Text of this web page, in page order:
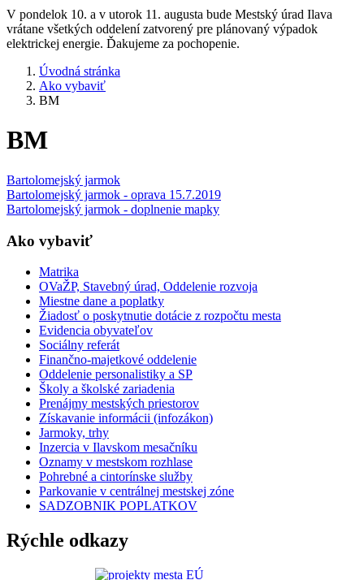
V pondelok 10. a v utorok 11. augusta bude Mestský úrad Ilava
vrátane všetkých oddelení zatvorený pre plánovaný výpadok
elektrickej energie. Ďakujeme za pochopenie.
Úvodná stránka
Ako vybaviť
BM
BM
Bartolomejský jarmok
Bartolomejský jarmok - oprava 15.7.2019
Bartolomejský jarmok - doplnenie mapky
Ako vybaviť
Matrika
OVaŽP, Stavebný úrad, Oddelenie rozvoja
Miestne dane a poplatky
Žiadosť o poskytnutie dotácie z rozpočtu mesta
Evidencia obyvateľov
Sociálny referát
Finančno-majetkové oddelenie
Oddelenie personalistiky a SP
Školy a školské zariadenia
Prenájmy mestských priestorov
Získavanie informácii (infozákon)
Jarmoky, trhy
Inzercia v Ilavskom mesačníku
Oznamy v mestskom rozhlase
Pohrebné a cintorínske služby
Parkovanie v centrálnej mestskej zóne
SADZOBNIK POPLATKOV
Rýchle odkazy